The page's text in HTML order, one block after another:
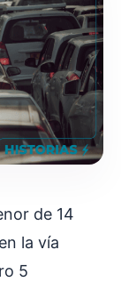
de 14
la vía
5